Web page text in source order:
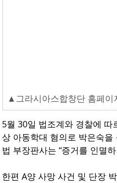
▲그라시아스합창단 홈페이
5월 30일 법조계와 경찰에
상 아동학대 혐의로 박은숙
법 부장판사는 “증거를 인멸
한편 A양 사망 사건 및 단장